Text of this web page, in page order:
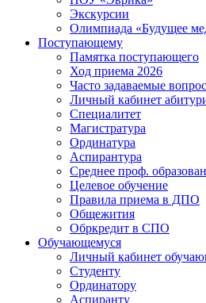
Экскурсии
Олимпиада «Будущее
Поступающему
Памятка поступающего
Ход приема 2026
Часто задаваемые
Личный кабинет
Специалитет
Магистратура
Ординатура
Аспирантура
Среднее проф.
Целевое обучение
Правила приема в ДПО
Общежития
Обркредит в СПО
Обучающемуся
Личный кабинет
Студенту
Ординатору
Аспиранту